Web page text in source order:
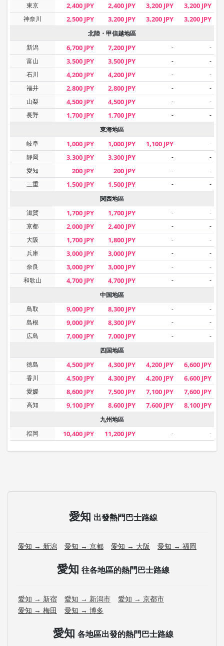
東京 2,400 JPY 2,400 JPY 3,200 JPY 3,200 JPY
神奈川 2,500 JPY 3,200 JPY 3,200 JPY 3,200 JPY
北陸・甲信越地區
新潟
6,700 JPY 7,200 JPY -
-
富山
3,500 JPY 3,500 JPY -
-
石川
4,200 JPY 4,200 JPY -
-
福井
2,800 JPY 2,800 JPY -
-
山梨
4,500 JPY 4,500 JPY -
-
長野
1,700 JPY 1,700 JPY -
-
東海地區
岐阜
1,000 JPY 1,000 JPY 1,100 JPY
-
靜岡
3,300 JPY 3,300 JPY -
-
愛知
200 JPY 200 JPY -
-
三重
1,500 JPY 1,500 JPY -
-
関西地區
滋賀
1,700 JPY 1,700 JPY -
-
京都
2,000 JPY 2,400 JPY -
-
大阪
1,700 JPY 1,800 JPY -
-
兵庫
3,000 JPY 3,000 JPY -
-
奈良
3,000 JPY 3,000 JPY -
-
和歌山
4,700 JPY 4,700 JPY -
-
中国地區
鳥取
9,000 JPY 8,300 JPY -
-
島根
9,000 JPY 8,300 JPY -
-
広島
7,000 JPY 7,000 JPY -
-
四国地區
徳島
4,500 JPY 4,300 JPY 4,200 JPY 6,600 JPY
香川 4,500 JPY 4,300 JPY 4,200 JPY 6,600 JPY
愛媛 8,600 JPY 7,500 JPY 7,100 JPY 7,600 JPY
高知 9,100 JPY 8,600 JPY 7,600 JPY 8,100 JPY
九州地區
福岡
10,400 JPY 11,200 JPY - -
愛知 出發熱門巴士路線
愛知 → 新潟 愛知 → 京都 愛知 → 大阪 愛知 → 福岡
愛知 往各地區的熱門巴士路線
愛知 → 新宿 愛知 → 新潟市
愛知 → 京都市
愛知 → 梅田
愛知 → 博多
愛知 各地區出發的熱門巴士路線